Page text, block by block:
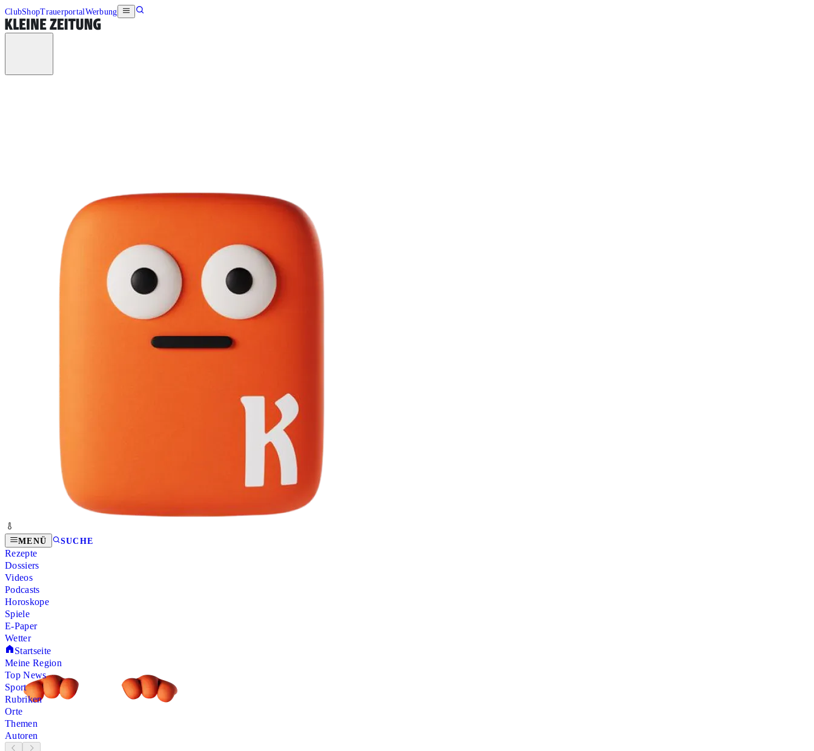
ClubShopTrauerportalWerbung
MENÜ SUCHE
Rezepte
Dossiers
Videos
Podcasts
Horoskope
Spiele
E-Paper
Wetter
Startseite
Meine Region
Top News
Sport
Rubriken
Orte
Themen
Autoren